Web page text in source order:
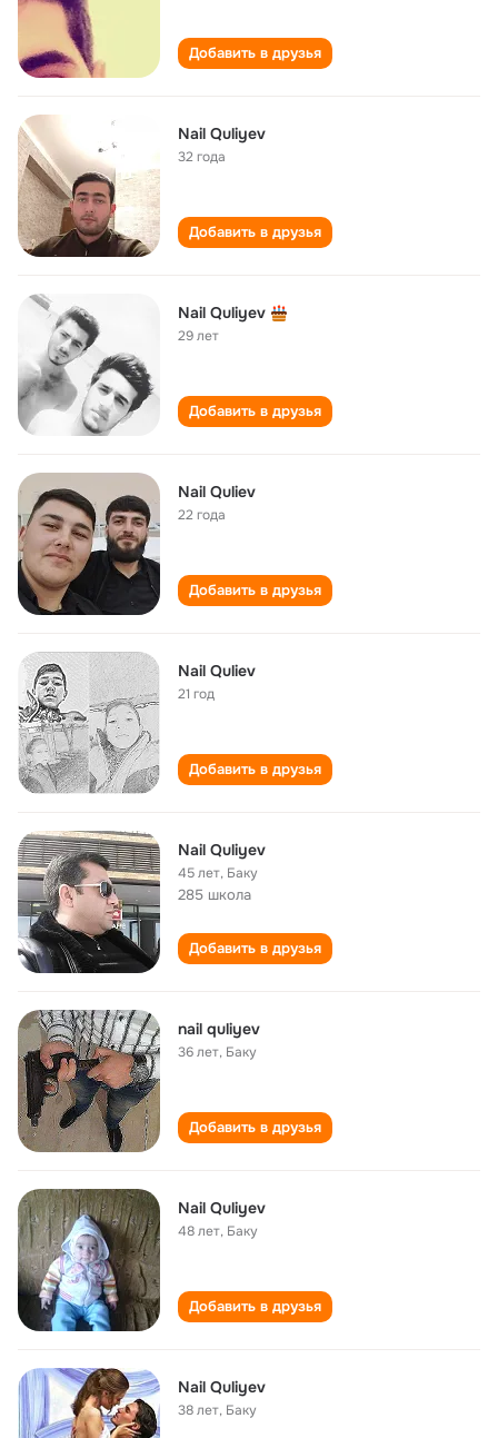
Добавить в друзья
Nail Quliyev
32 года
Добавить в друзья
Nail Quliyev
29 лет
Добавить в друзья
Nail Quliev
22 года
Добавить в друзья
Nail Quliev
21 год
Добавить в друзья
Nail Quliyev
45 лет, Баку
285 школа
Добавить в друзья
nail quliyev
36 лет, Баку
Добавить в друзья
Nail Quliyev
48 лет, Баку
Добавить в друзья
Nail Quliyev
38 лет, Баку